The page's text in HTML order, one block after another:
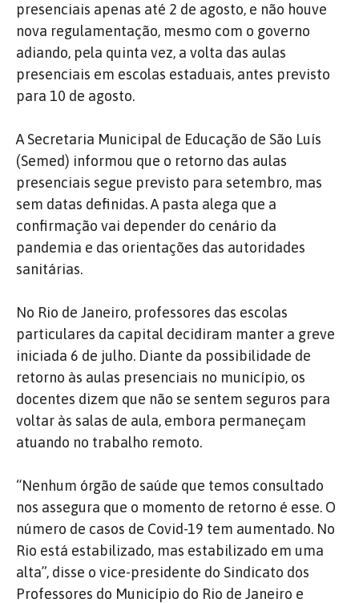
presenciais apenas até 2 de agosto, e não houve
nova regulamentação, mesmo com o governo
adiando, pela quinta vez, a volta das aulas
presenciais em escolas estaduais, antes previsto
para 10 de agosto.
A Secretaria Municipal de Educação de São Luís
(Semed) informou que o retorno das aulas
presenciais segue previsto para setembro, mas
sem datas definidas. A pasta alega que a
confirmação vai depender do cenário da
pandemia e das orientações das autoridades
sanitárias.
No Rio de Janeiro, professores das escolas
particulares da capital decidiram manter a greve
iniciada 6 de julho. Diante da possibilidade de
retorno às aulas presenciais no município, os
docentes dizem que não se sentem seguros para
voltar às salas de aula, embora permaneçam
atuando no trabalho remoto.
“Nenhum órgão de saúde que temos consultado
nos assegura que o momento de retorno é esse. O
número de casos de Covid-19 tem aumentado. No
Rio está estabilizado, mas estabilizado em uma
alta”, disse o vice-presidente do Sindicato dos
Professores do Município do Rio de Janeiro e